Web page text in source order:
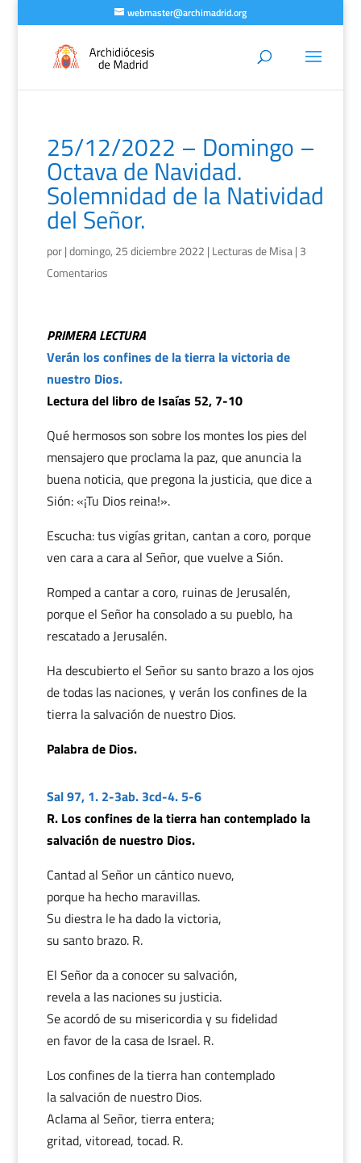
webmaster@archimadrid.org
25/12/2022 – Domingo –
Octava de Navidad.
Solemnidad de la Natividad
del Señor.
por|domingo, 25 diciembre 2022 | Lecturas de Misa| 3
Comentarios
PRIMERA LECTURA
Verán los confines de la tierra la victoria de
nuestro Dios.
Lectura del libro de Isaías 52, 7-10
Qué hermosos son sobre los montes los pies del
mensajero que proclama la paz, que anuncia la
buena noticia, que pregona la justicia, que dice a
Sión: «¡Tu Dios reina!».
Escucha: tus vigías gritan, cantan a coro, porque
ven cara a cara al Señor, que vuelve a Sión.
Romped a cantar a coro, ruinas de Jerusalén,
porque el Señor ha consolado a su pueblo, ha
rescatado a Jerusalén.
Ha descubierto el Señor su santo brazo a los ojos
de todas las naciones, y verán los confines de la
tierra la salvación de nuestro Dios.
Palabra de Dios.
Sal 97, 1. 2-3ab. 3cd-4. 5-6
R. Los confines de la tierra han contemplado la
salvación de nuestro Dios.
Cantad al Señor un cántico nuevo,
porque ha hecho maravillas.
Su diestra le ha dado la victoria,
su santo brazo. R.
El Señor da a conocer su salvación,
revela a las naciones su justicia.
Se acordó de su misericordia y su fidelidad
en favor de la casa de Israel. R.
Los confines de la tierra han contemplado
la salvación de nuestro Dios.
Aclama al Señor, tierra entera;
gritad, vitoread, tocad. R.